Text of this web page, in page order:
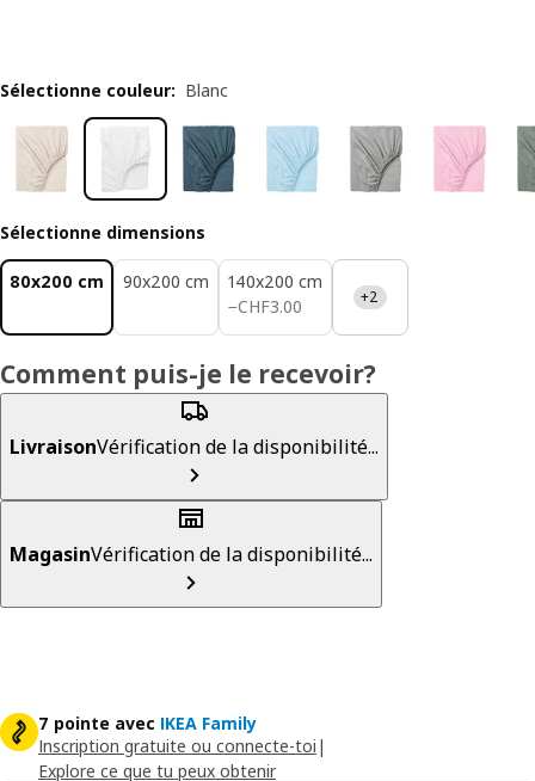
Sélectionne couleur: Blanc
Sélectionne dimensions
80x200 cm 90x200 cm
140x200 cm
−CHF3.00
CHF 3.00 +2
Comment puis-je le recevoir?
LivraisonVérification de la disponibilité...
MagasinVérification de la disponibilité...
7 pointe avec IKEA Family
Inscription gratuite ou connecte-toi |
Explore ce que tu peux obtenir